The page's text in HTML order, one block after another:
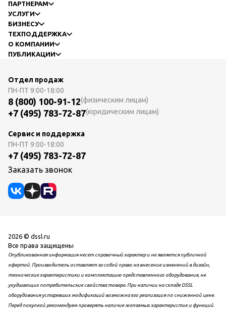
ПАРТНЕРАМ
УСЛУГИ
БИЗНЕСУ
ТЕХПОДДЕРЖКА
О КОМПАНИИ
ПУБЛИКАЦИИ
Отдел продаж
ПН-ПТ 9:00-18:00
8 (800) 100-91-12(физическим лицам)
+7 (495) 783-72-87(юридическим лицам)
Сервис и поддержка
ПН-ПТ 9:00-18:00
+7 (495) 783-72-87
Заказать звонок
2026 © dssl.ru
Все права защищены
Опубликованная информация несет справочный характер и не является публичной
офертой. Производитель оставляет за собой право на внесение изменений в дизайн,
технические характеристики и комплектацию представленного оборудования, не
ухудшающих потребительские свойства товара. При наличии на складе DSSL
оборудования устаревших модификаций возможна его реализация по сниженной цене.
Перед покупкой рекомендуем проверять наличие желаемых характеристик и функций.